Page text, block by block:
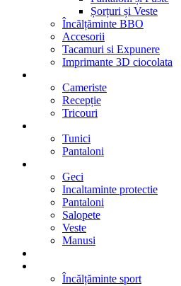
Șorțuri și Veste
Încălțăminte BBO
Accesorii
Tacamuri si Expunere
Imprimante 3D ciocolata
Cameriste
Recepție
Tricouri
Tunici
Pantaloni
Geci
Incaltaminte protectie
Pantaloni
Salopete
Veste
Manusi
Încălțăminte sport